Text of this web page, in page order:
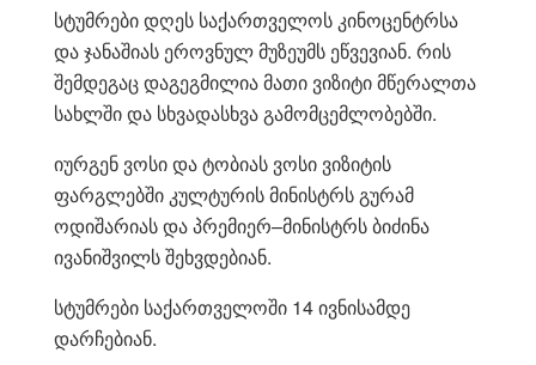
სტუმრები დღეს საქართველოს კინოცენტრსა
და ჯანაშიას ეროვნულ მუზეუმს ეწვევიან. რის
შემდეგაც დაგეგმილია მათი ვიზიტი მწერალთა
სახლში და სხვადასხვა გამომცემლობებში.
იურგენ ვოსი და ტობიას ვოსი ვიზიტის
ფარგლებში კულტურის მინისტრს გურამ
ოდიშარიას და პრემიერ–მინისტრს ბიძინა
ივანიშვილს შეხვდებიან.
სტუმრები საქართველოში 14 ივნისამდე
დარჩებიან.